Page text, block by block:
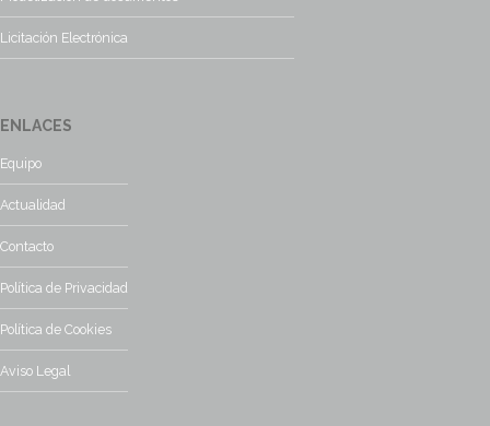
Licitación Electrónica
ENLACES
Equipo
Actualidad
Contacto
Política de Privacidad
Política de Cookies
Aviso Legal